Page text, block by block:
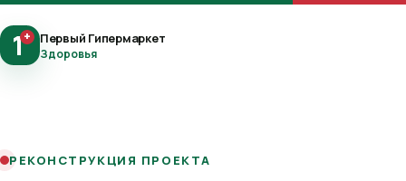
1+ Первый Гипермаркет
Здоровья
РЕКОНСТРУКЦИЯ ПРОЕКТА